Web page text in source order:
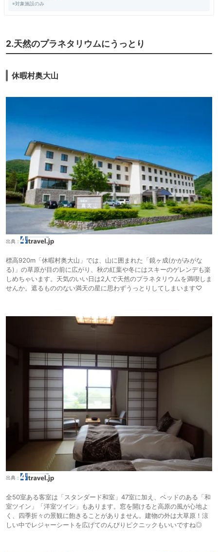
※対象施設のみ
2.天然のプラネタリウムにうっとり
休暇村奥大山
出典：
標高920m「休暇村奥大山」では、山に囲まれた「鏡ヶ成(かがみがな
る)」の草原が目の前に広がり、秋の紅葉や冬にはスキーのゲレンデも楽
しめちゃいます。天気のいい日は2人で天然のプラネタリウムを満喫しま
せんか。遮るもののない満天の星に思わずうっとりしてしまいます♡
出典：
全50室ある客室は「スタンダード和室」47室に加え、ベッドのある「和
室ツイン」「洋室ツイン」もあります。窓を開けると高原の風が心地よ
く、四季折々の景観に飽きることがありません。建物の外は大草原！涼
しい中でレジャーシートを広げてのんびりピクニックもいいですね◎